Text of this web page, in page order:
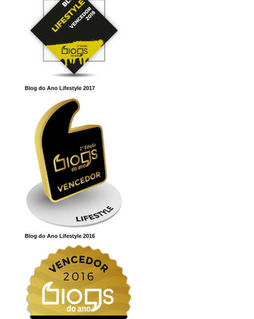
Blog do Ano Lifestyle 2017
Blog do Ano Lifestyle 2016